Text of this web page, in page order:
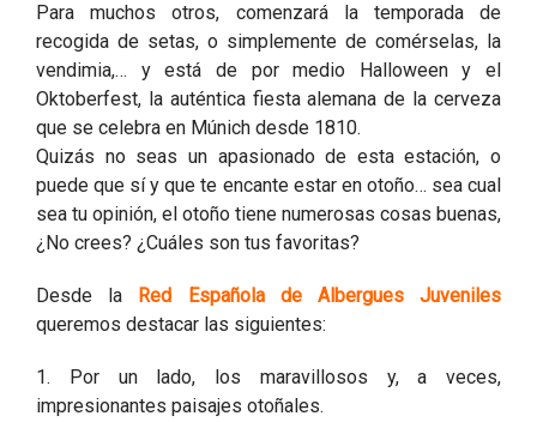
Para muchos otros, comenzará la temporada de
recogida de setas, o simplemente de comérselas, la
vendimia,… y está de por medio Halloween y el
Oktoberfest, la auténtica fiesta alemana de la cerveza
que se celebra en Múnich desde 1810.
Quizás no seas un apasionado de esta estación, o
puede que sí y que te encante estar en otoño… sea cual
sea tu opinión, el otoño tiene numerosas cosas buenas,
¿No crees? ¿Cuáles son tus favoritas?
Desde la
Red Española de Albergues Juveniles
queremos destacar las siguientes:
1. Por un lado, los maravillosos y, a veces,
impresionantes paisajes otoñales.